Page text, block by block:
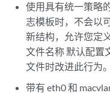
使用具有统一策略
志模板时，不会以
新结构，允许您定
文件名称 默认配置
文件时改进此行为。
带有 eth0 和